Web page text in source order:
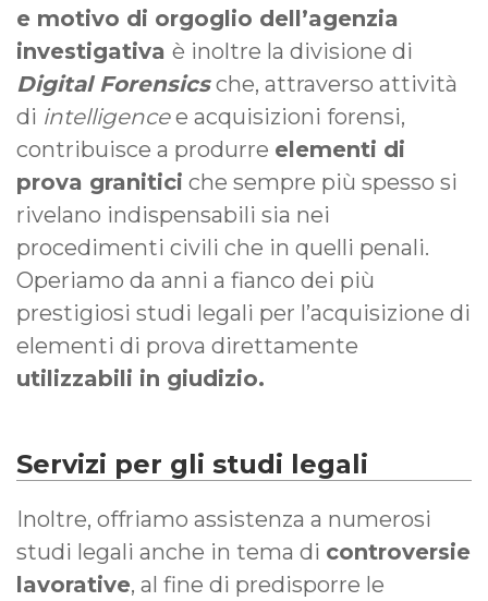
e motivo di orgoglio dell’agenzia
investigativa è inoltre la divisione di
Digital Forensicsche, attraverso attività
di intelligencee acquisizioni forensi,
contribuisce a produrre elementi di
prova granitici che sempre più spesso si
rivelano indispensabili sia nei
procedimenti civili che in quelli penali.
Operiamo da anni a fianco dei più
prestigiosi studi legali per l’acquisizione di
elementi di prova direttamente
utilizzabili in giudizio.
Servizi per gli studi legali
Inoltre, offriamo assistenza a numerosi
studi legali anche in tema di controversie
lavorative, al fine di predisporre le